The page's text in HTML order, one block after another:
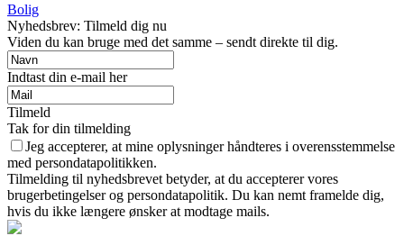
Bolig
Nyhedsbrev: Tilmeld dig nu
Viden du kan bruge med det samme – sendt direkte til dig.
Indtast din e-mail her
Tilmeld
Tak for din tilmelding
Jeg accepterer, at mine oplysninger håndteres i overensstemmelse
med persondatapolitikken.
Tilmelding til nyhedsbrevet betyder, at du accepterer vores
brugerbetingelser og persondatapolitik. Du kan nemt framelde dig,
hvis du ikke længere ønsker at modtage mails.